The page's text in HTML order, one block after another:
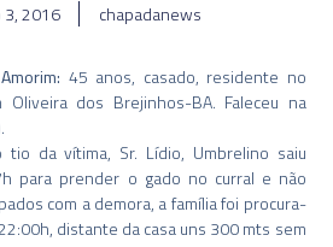
2016 chapadanews
45 anos, casado, residente no
dos Brejinhos-BA. Faleceu na
tio da vítima, Sr. Lídio, Umbrelino saiu
para prender o gado no curral e não
com a demora, a família foi procura-
distante da casa uns 300 mts sem